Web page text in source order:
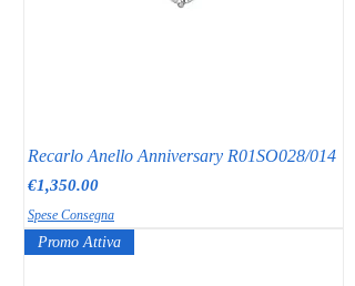
Recarlo Anello Anniversary R01SO028/014
Price
€1,350.00
Spese Consegna
Promo Attiva